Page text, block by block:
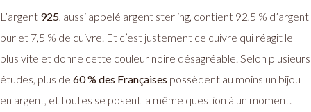
L’argent 925 , aussi appelé argent sterling, contient 92,5 % d’argent
pur et 7,5 % de cuivre. Et c’est justement ce cuivre qui réagit le
plus vite et donne cette couleur noire désagréable. Selon plusieurs
études, plus de 60 % des Françaises possèdent au moins un bijou
en argent, et toutes se posent la même question à un moment.